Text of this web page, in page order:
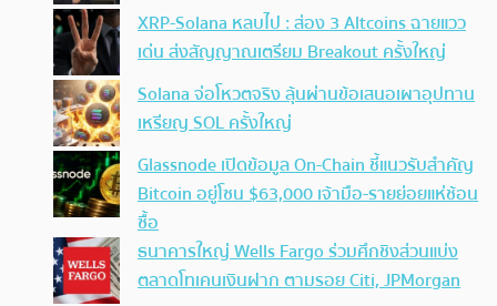
XRP-Solana หลบไป : ส่อง 3 Altcoins ฉายแวว
เด่น ส่งสัญญาณเตรียม Breakout ครั้งใหญ่
Solana จ่อโหวตจริง ลุ้นผ่านข้อเสนอเผาอุปทาน
เหรียญ SOL ครั้งใหญ่
Glassnode เปิดข้อมูล On-Chain ชี้แนวรับสำคัญ
Bitcoin อยู่โซน $63,000 เจ้ามือ-รายย่อยแห่ช้อน
ซื้อ
ธนาคารใหญ่ Wells Fargo ร่วมศึกชิงส่วนแบ่ง
ตลาดโทเคนเงินฝาก ตามรอย Citi, JPMorgan